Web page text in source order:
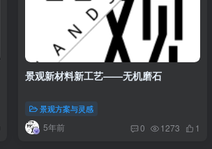
景观新材料新工艺——无机磨石
景观方案与灵感
5年前 0 1273 1